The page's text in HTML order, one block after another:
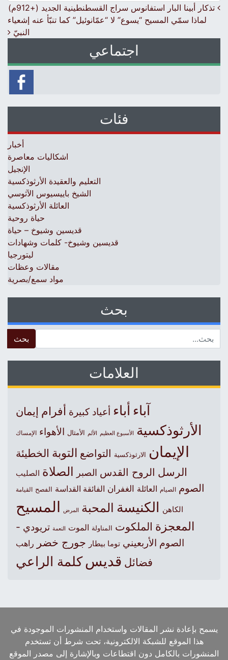
Post navigation
تذكار أبينا البار استفانوس سراج القسطنطينية الجديد (+912م)
لماذا سمّي المسيح “يسوع” لا “عمّانوئيل” كما تنبّأ عنه إشعياء
النبيّ
اجتماعي
فئات
أخبار
اشكاليات معاصرة
الإنجيل
التعليم والعقيدة الأرثوذكسية
الشيخ باييسيوس الآثوسي
العائلة الأرثوذكسية
حياة روحية
قديسين وشيوخ – حياة
قديسين وشيوخ- كلمات وشهادات
ليتورجيا
مقالات وعظات
مواد سمع/بصرية
بحث
العلامات
آباءأباء أعياد كبيرة أفرام إيمان
الأرثوذكسية الأسبوع العظيم الألم الأمثال الأهواء الإمساك
الإيمان الارثوذكسية التواضع التوبة الخطيئة
الرسل الروح القدس الصبر الصلاة الصليب
الصوم الصيام العائلة الغفران الفائقة القداسة الفصح القيامة
الكاهن الكنيسةالمحبة المرض المسيح
المعجزة الملكوت المناولة الموت النعمة تريودي -
الصوم الأربعيني توما بيطار جورج خضر راهب
فضائل قديس كلمة الراعي
يسمح بإعادة نشر المقالات واستخدام المنشورات الموجودة في
هذا الموقع للشبكة الالكترونية، تحت شرط أن تستخدم
المنشورات بالكامل دون اقتطاعات وبالإشارة إلى مصدر الموقع